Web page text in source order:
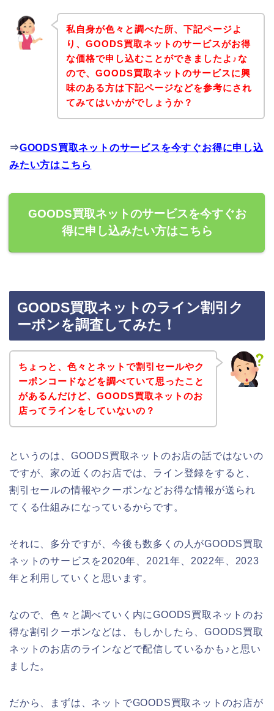
私自身が色々と調べた所、下記ページよ
り、GOODS買取ネットのサービスがお得
な価格で申し込むことができましたよ♪な
ので、GOODS買取ネットのサービスに興
味のある方は下記ページなどを参考にされ
てみてはいかがでしょうか？
⇒GOODS買取ネットのサービスを今すぐお得に申し込
みたい方はこちら
GOODS買取ネットのサービスを今すぐお
得に申し込みたい方はこちら
GOODS買取ネットのライン割引ク
ーポンを調査してみた！
ちょっと、色々とネットで割引セールやク
ーポンコードなどを調べていて思ったこと
があるんだけど、GOODS買取ネットのお
店ってラインをしていないの？
というのは、GOODS買取ネットのお店の話ではないの
ですが、家の近くのお店では、ライン登録をすると、
割引セールの情報やクーポンなどお得な情報が送られ
てくる仕組みになっているからです。
それに、多分ですが、今後も数多くの人がGOODS買取
ネットのサービスを2020年、2021年、2022年、2023
年と利用していくと思います。
なので、色々と調べていく内にGOODS買取ネットのお
得な割引クーポンなどは、もしかしたら、GOODS買取
ネットのお店のラインなどで配信しているかも♪と思い
ました。
だから、まずは、ネットでGOODS買取ネットのお店が